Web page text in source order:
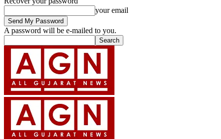
your email
A password will be e-mailed to you.